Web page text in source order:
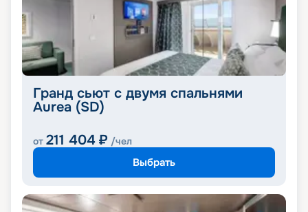
Гранд сьют с двумя спальнями
Aurea (SD)
от 211 404 ₽ /чел
Выбрать